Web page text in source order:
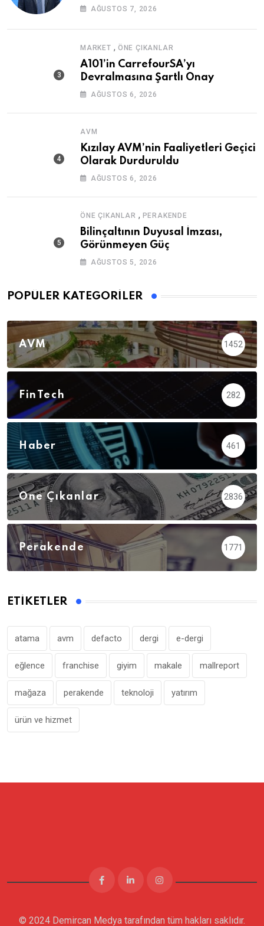
AĞUSTOS 7, 2026
MARKET , ÖNE ÇIKANLAR
A101’in CarrefourSA’yı
Devralmasına Şartlı Onay
AĞUSTOS 6, 2026
AVM
Kızılay AVM’nin Faaliyetleri Geçici
Olarak Durduruldu
AĞUSTOS 6, 2026
ÖNE ÇIKANLAR , PERAKENDE
Bilinçaltının Duyusal İmzası,
Görünmeyen Güç
AĞUSTOS 5, 2026
POPÜLER KATEGORILER
AVM 1452
FinTech 282
Haber 461
Öne Çıkanlar 2836
Perakende 1771
ETIKETLER
atama avm defacto dergi e-dergi
eğlence franchise giyim makale mallreport
mağaza perakende teknoloji yatırım
ürün ve hizmet
© 2024 Demircan Medya tarafından tüm hakları saklıdır.